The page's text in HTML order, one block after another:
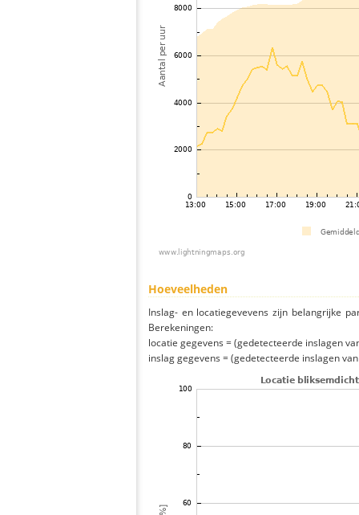
Hoeveelheden
Inslag- en locatiegevevens zijn belangrijke
Berekeningen:
locatie gegevens = (gedetecteerde inslagen
inslag gegevens = (gedetecteerde inslagen